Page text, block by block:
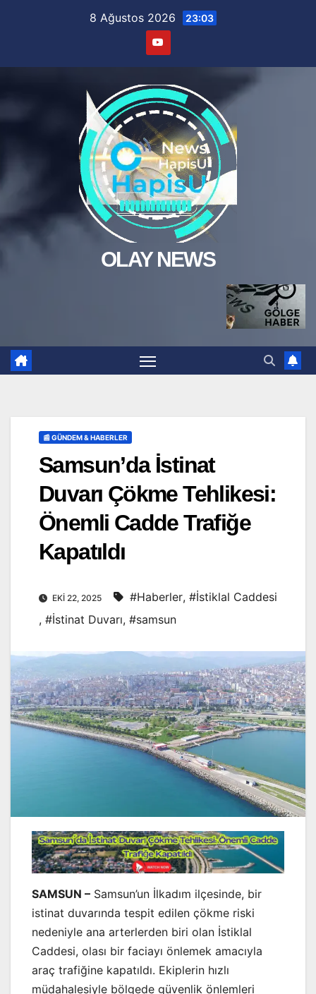
8 Ağustos 2026 23:03
OLAY NEWS
📰 GÜNDEM & HABERLER
Samsun’da İstinat
Duvarı Çökme Tehlikesi:
Önemli Cadde Trafiğe
Kapatıldı
EKI 22, 2025 #Haberler, #İstiklal Caddesi
, #İstinat Duvarı, #samsun
SAMSUN – Samsun’un İlkadım ilçesinde, bir
istinat duvarında tespit edilen çökme riski
nedeniyle ana arterlerden biri olan İstiklal
Caddesi, olası bir faciayı önlemek amacıyla
araç trafiğine kapatıldı. Ekiplerin hızlı
müdahalesiyle bölgede güvenlik önlemleri